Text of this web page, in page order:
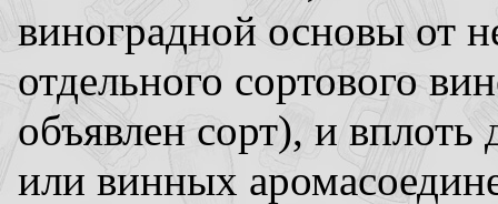
виноградной основы от
отдельного сортового
объявлен сорт), и
или винных